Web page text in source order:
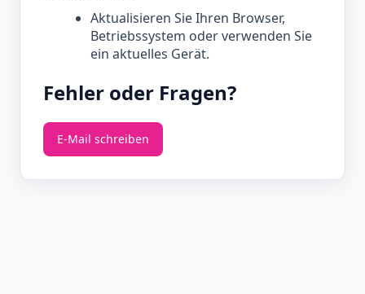
Aktualisieren Sie Ihren Browser,
Betriebssystem oder verwenden Sie
ein aktuelles Gerät.
Fehler oder Fragen?
E‑Mail schreiben